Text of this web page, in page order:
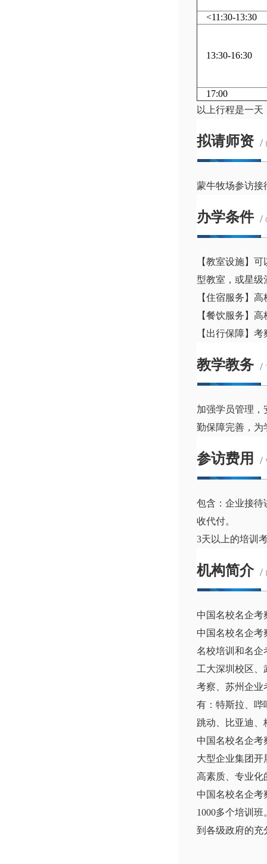
<11:30-13:30
13:30-16:30
17:00
以上行程是一
拟请师资 /
蒙牛牧场参访接
办学条件 /
【教室设施】
型教室，或星级
【住宿服务】
【餐饮服务】
【出行保障】
教学教务 /
加强学员管理，
勤保障完善，为
参访费用 /
包含：企业接待
收代付。
3天以上的培训
机构简介 /
中国名校名企考
中国名校名企
名校培训和名企
工大深圳校区
考察、苏州企业
有：特斯拉、哔
跳动、比亚迪、
中国名校名企
大型企业集团
高素质、专业化
中国名校名企考
1000多个培训
到各级政府的充